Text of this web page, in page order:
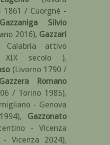
1861 / Cuorgnè -
Gazzaniga Silvio
2016), Gazzari
Calabria attivo
XIX secolo ),
(Livorno 1790 /
Gazzera Romano
/ Torino 1985),
- Genova
, Gazzonato
- Vicenza
Vicenza 2024),